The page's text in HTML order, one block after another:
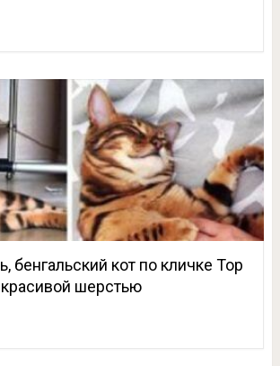
бенгальский кот по кличке Тор
шерстью